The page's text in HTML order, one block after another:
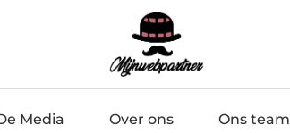
Media Over ons Ons team